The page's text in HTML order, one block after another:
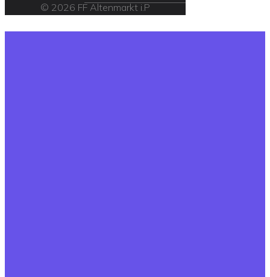
© 2026 FF Altenmarkt i.P